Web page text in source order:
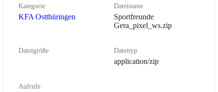
Kategorie
KFA Ostthüringen
Dateiname
Sportfreunde
Gera_pixel_ws.zip
Dateigröße Dateityp
application/zip
Aufrufe